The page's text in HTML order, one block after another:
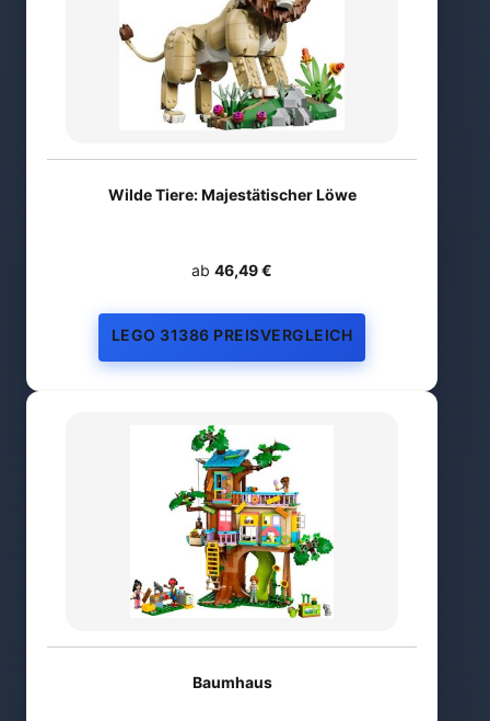
Wilde Tiere: Majestätischer Löwe
ab 46,49 €
LEGO 31386 PREISVERGLEICH
Baumhaus